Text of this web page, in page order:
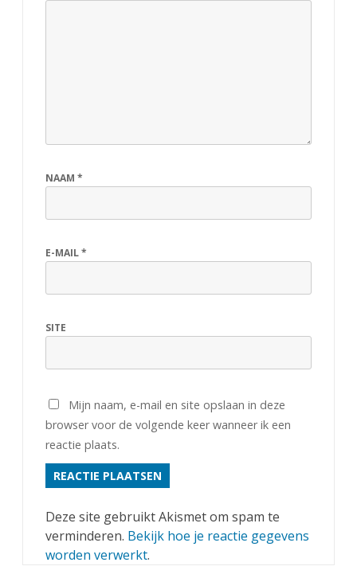
NAAM *
E-MAIL*
SITE
Mijn naam, e-mail en site opslaan in deze
browser voor de volgende keer wanneer ik een
reactie plaats.
Deze site gebruikt Akismet om spam te
verminderen. Bekijk hoe je reactie gegevens
worden verwerkt.